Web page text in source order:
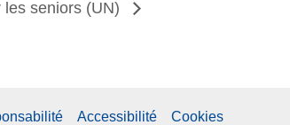
seniors (UN)
Accessibilité Cookies